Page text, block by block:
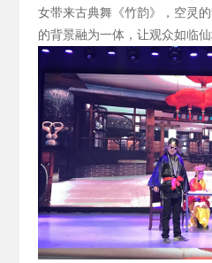
女带来古典舞《竹韵》，空灵
的背景融为一体，让观众如临仙